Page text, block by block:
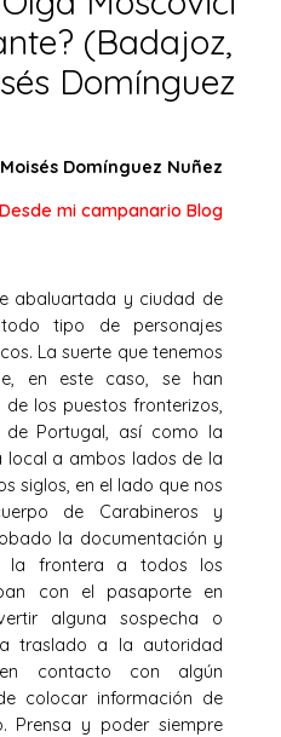
(Badajoz,
Domínguez
Moisés Domínguez Nuñez
Desde mi campanario Blog
abaluartada y ciudad de
tipo de personajes
La suerte que tenemos
en este caso, se han
los puestos fronterizos,
Portugal, así como la
local a ambos lados de la
siglos, en el lado que nos
de Carabineros y
la documentación y
la frontera a todos los
con el pasaporte en
alguna sospecha o
traslado a la autoridad
contacto con algún
colocar información de
Prensa y poder siempre